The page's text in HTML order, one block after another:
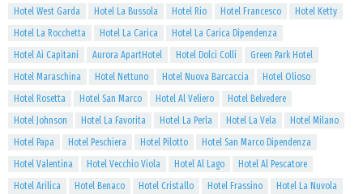
Hotel West Garda
Hotel La Bussola Hotel Rio Hotel Francesco
Hotel Ketty
Hotel La Rocchetta
Hotel La Carica
Hotel La Carica Dipendenza
Hotel Ai Capitani
Aurora ApartHotel Hotel Dolci Colli
Green Park Hotel
Hotel Maraschina
Hotel Nettuno Hotel Nuova Barcaccia
Hotel Olioso
Hotel Rosetta
Hotel San Marco Hotel Al Veliero
Hotel Belvedere
Hotel Johnson
Hotel La Favorita Hotel La Perla Hotel La Vela
Hotel Milano
Hotel Papa
Hotel Peschiera Hotel Pilotto
Hotel San Marco Dipendenza
Hotel Valentina
Hotel Vecchio Viola Hotel Al Lago
Hotel Al Pescatore
Hotel Arilica
Hotel Benaco Hotel Cristallo Hotel Frassino
Hotel La Nuvola